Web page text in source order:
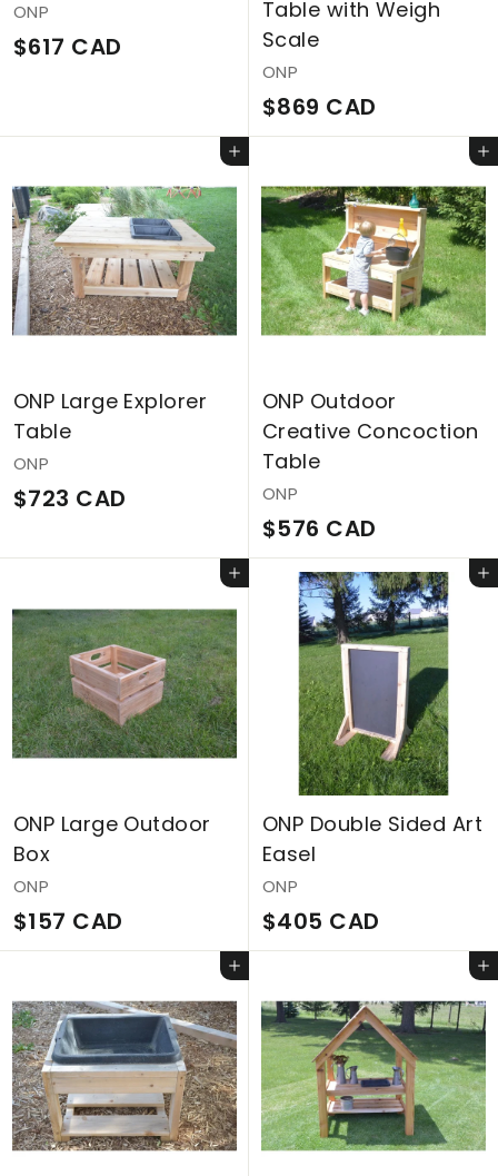
ONP
$617 CAD
7
C
A
D
Table with Weigh
Scale
ONP
$869 CAD
8
9
C
A
D
Ajouter au panier
ONP Large Explorer
Table
ONP
$723 CAD
2
C
A
D
Ajouter au panier
ONP Outdoor
Creative Concoction
Table
ONP
$576 CAD
5
7
6
C
A
D
Ajouter au panier
ONP Large Outdoor
Box
ONP
$157 CAD
1
7
C
A
D
Ajouter au panier
ONP Double Sided Art
Easel
ONP
$405 CAD
4
5
C
A
D
Ajouter au panier Ajouter au panier